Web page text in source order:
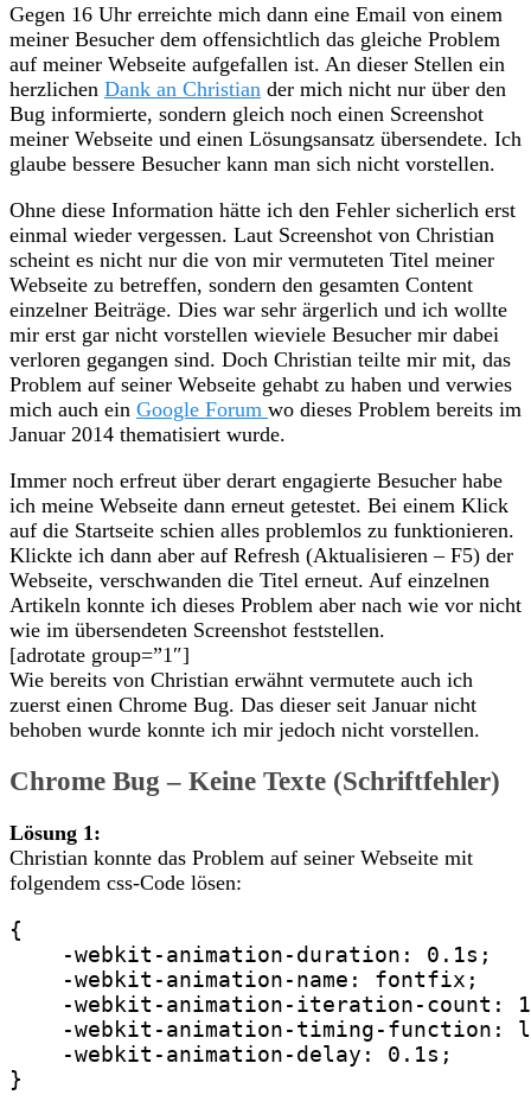
Gegen 16 Uhr erreichte mich dann eine Email von einem
meiner Besucher dem offensichtlich das gleiche Problem
auf meiner Webseite aufgefallen ist. An dieser Stellen ein
herzlichen Dank an Christian der mich nicht nur über den
Bug informierte, sondern gleich noch einen Screenshot
meiner Webseite und einen Lösungsansatz übersendete. Ich
glaube bessere Besucher kann man sich nicht vorstellen.
Ohne diese Information hätte ich den Fehler sicherlich erst
einmal wieder vergessen. Laut Screenshot von Christian
scheint es nicht nur die von mir vermuteten Titel meiner
Webseite zu betreffen, sondern den gesamten Content
einzelner Beiträge. Dies war sehr ärgerlich und ich wollte
mir erst gar nicht vorstellen wieviele Besucher mir dabei
verloren gegangen sind. Doch Christian teilte mir mit, das
Problem auf seiner Webseite gehabt zu haben und verwies
mich auch ein Google Forum wo dieses Problem bereits im
Januar 2014 thematisiert wurde.
Immer noch erfreut über derart engagierte Besucher habe
ich meine Webseite dann erneut getestet. Bei einem Klick
auf die Startseite schien alles problemlos zu funktionieren.
Klickte ich dann aber auf Refresh (Aktualisieren – F5) der
Webseite, verschwanden die Titel erneut. Auf einzelnen
Artikeln konnte ich dieses Problem aber nach wie vor nicht
wie im übersendeten Screenshot feststellen.
[adrotate group=”1″]
Wie bereits von Christian erwähnt vermutete auch ich
zuerst einen Chrome Bug. Das dieser seit Januar nicht
behoben wurde konnte ich mir jedoch nicht vorstellen.
Chrome Bug – Keine Texte (Schriftfehler)
Lösung 1:
Christian konnte das Problem auf seiner Webseite mit
folgendem css-Code lösen:
{
    -webkit-animation-duration: 0.1s;
    -webkit-animation-name: fontfix;
-webkit-animation-iteration-count:
-webkit-animation-timing-function:
    -webkit-animation-delay: 0.1s;
}